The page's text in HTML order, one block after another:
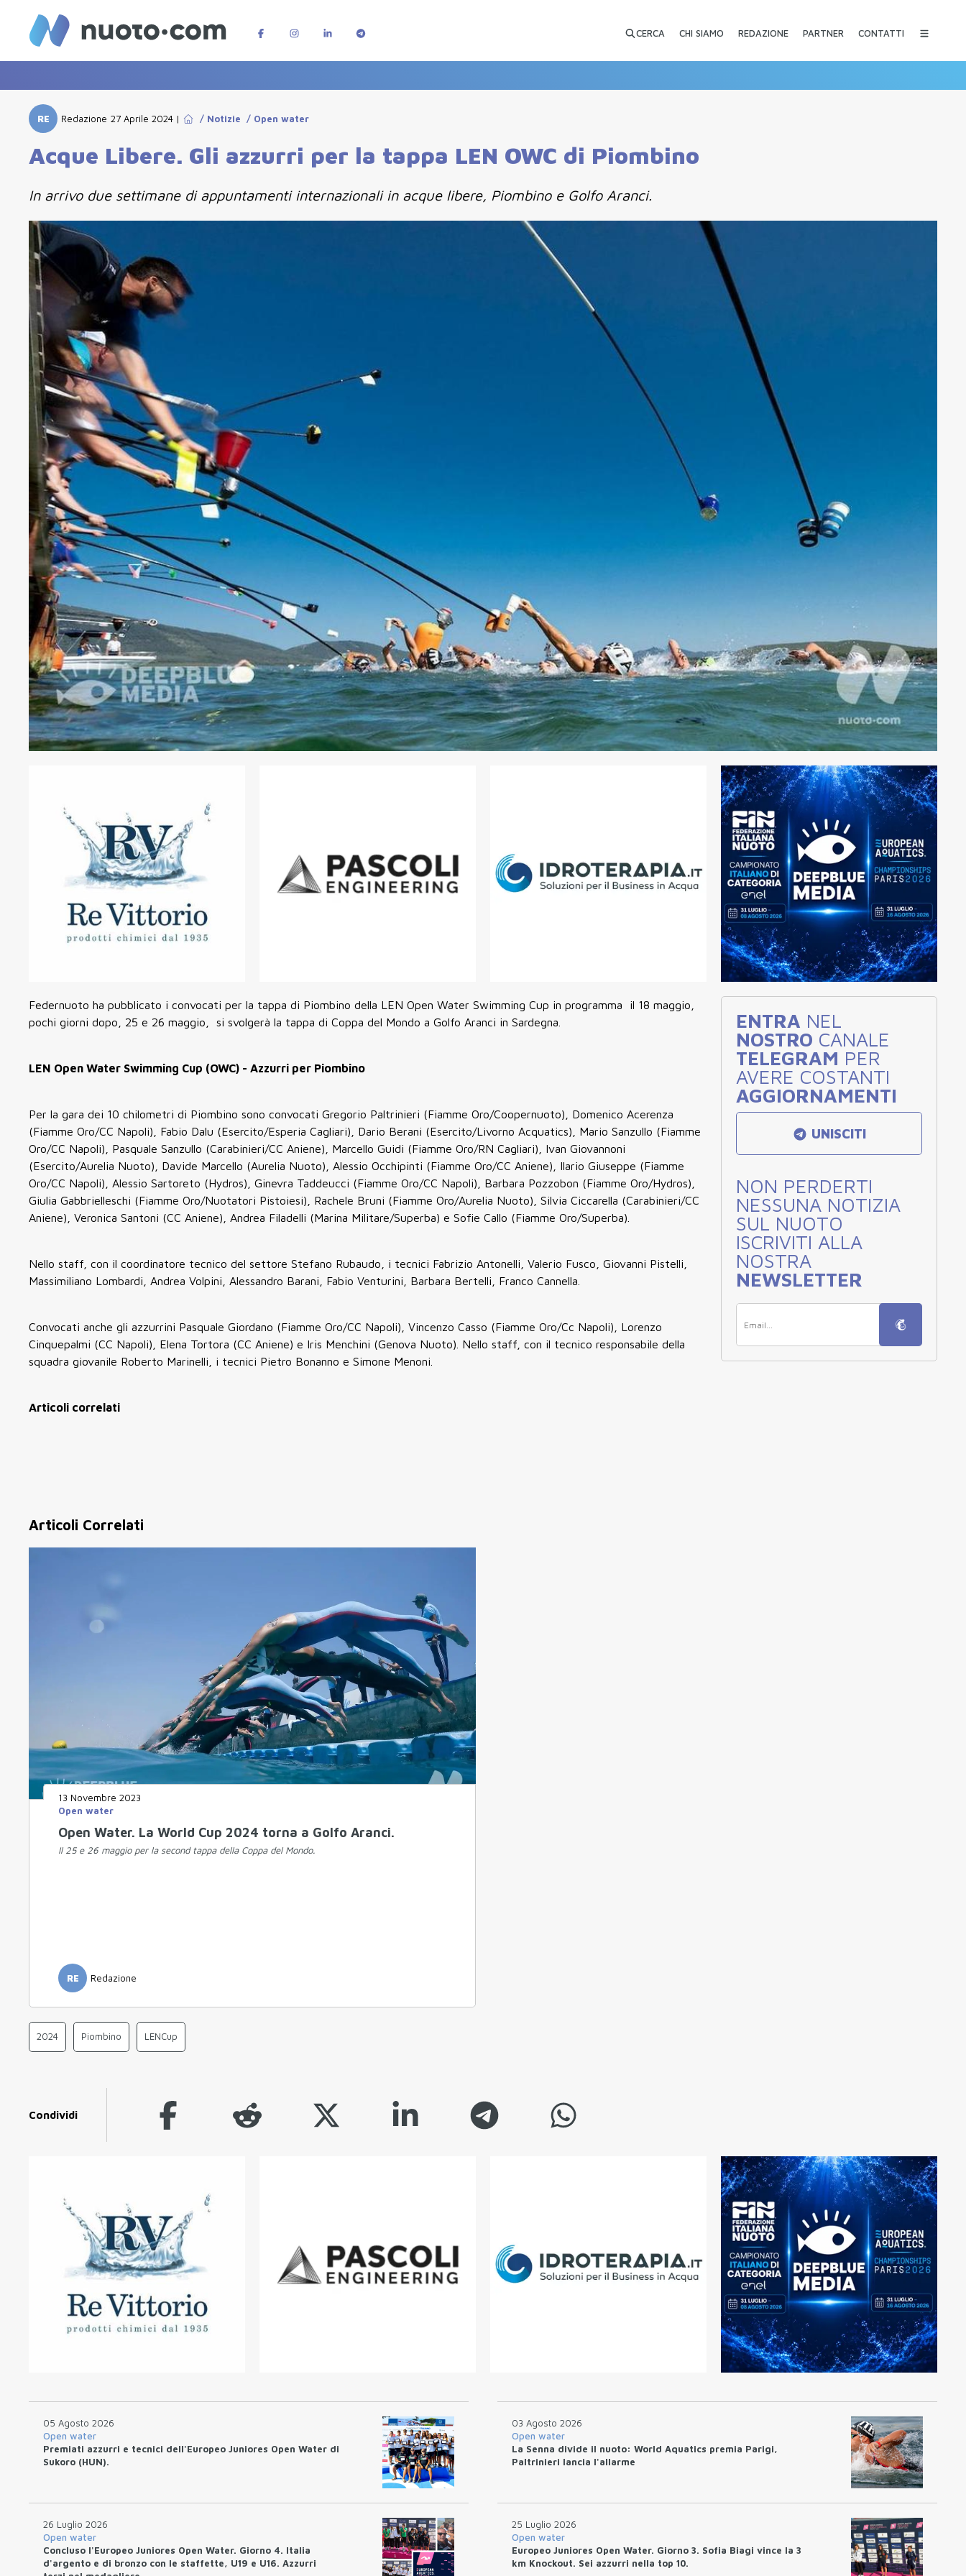
CERCA CHI SIAMO REDAZIONE PARTNER CONTATTI
RE Redazione 27 Aprile 2024 | / Notizie / Open water
Acque Libere. Gli azzurri per la tappa LEN OWC di Piombino
In arrivo due settimane di appuntamenti internazionali in acque libere, Piombino e Golfo Aranci.
Federnuoto ha pubblicato i convocati per la tappa di Piombino della LEN Open Water Swimming Cup in programma il 18 maggio,
pochi giorni dopo, 25 e 26 maggio, si svolgerà la tappa di Coppa del Mondo a Golfo Aranci in Sardegna.
LEN Open Water Swimming Cup (OWC) - Azzurri per Piombino
Per la gara dei 10 chilometri di Piombino sono convocati Gregorio Paltrinieri (Fiamme Oro/Coopernuoto), Domenico Acerenza
(Fiamme Oro/CC Napoli), Fabio Dalu (Esercito/Esperia Cagliari), Dario Berani (Esercito/Livorno Acquatics), Mario Sanzullo (Fiamme
Oro/CC Napoli), Pasquale Sanzullo (Carabinieri/CC Aniene), Marcello Guidi (Fiamme Oro/RN Cagliari), Ivan Giovannoni
(Esercito/Aurelia Nuoto), Davide Marcello (Aurelia Nuoto), Alessio Occhipinti (Fiamme Oro/CC Aniene), Ilario Giuseppe (Fiamme
Oro/CC Napoli), Alessio Sartoreto (Hydros), Ginevra Taddeucci (Fiamme Oro/CC Napoli), Barbara Pozzobon (Fiamme Oro/Hydros),
Giulia Gabbrielleschi (Fiamme Oro/Nuotatori Pistoiesi), Rachele Bruni (Fiamme Oro/Aurelia Nuoto), Silvia Ciccarella (Carabinieri/CC
Aniene), Veronica Santoni (CC Aniene), Andrea Filadelli (Marina Militare/Superba) e Sofie Callo (Fiamme Oro/Superba).
Nello staff, con il coordinatore tecnico del settore Stefano Rubaudo, i tecnici Fabrizio Antonelli, Valerio Fusco, Giovanni Pistelli,
Massimiliano Lombardi, Andrea Volpini, Alessandro Barani, Fabio Venturini, Barbara Bertelli, Franco Cannella.
Convocati anche gli azzurrini Pasquale Giordano (Fiamme Oro/CC Napoli), Vincenzo Casso (Fiamme Oro/Cc Napoli), Lorenzo
Cinquepalmi (CC Napoli), Elena Tortora (CC Aniene) e Iris Menchini (Genova Nuoto). Nello staff, con il tecnico responsabile della
squadra giovanile Roberto Marinelli, i tecnici Pietro Bonanno e Simone Menoni.
Articoli correlati
ENTRA NEL
NOSTRO CANALE
TELEGRAM PER
AVERE COSTANTI
AGGIORNAMENTI
UNISCITI
NON PERDERTI
NESSUNA NOTIZIA
SUL NUOTO
ISCRIVITI ALLA
NOSTRA
NEWSLETTER
Articoli Correlati
13 Novembre 2023
Open water
Open Water. La World Cup 2024 torna a Golfo Aranci.
Il 25 e 26 maggio per la second tappa della Coppa del Mondo.
RE Redazione
2024 Piombino LENCup
Condividi
05 Agosto 2026
Open water
Premiati azzurri e tecnici dell'Europeo Juniores Open Water di
Sukoro (HUN).
03 Agosto 2026
Open water
La Senna divide il nuoto: World Aquatics premia Parigi,
Paltrinieri lancia l'allarme
26 Luglio 2026
Open water
Concluso l'Europeo Juniores Open Water. Giorno 4. Italia
d'argento e di bronzo con le staffette, U19 e U16. Azzurri
25 Luglio 2026
Open water
Europeo Juniores Open Water. Giorno 3. Sofia Biagi vince la 3
km Knockout. Sei azzurri nella top 10.